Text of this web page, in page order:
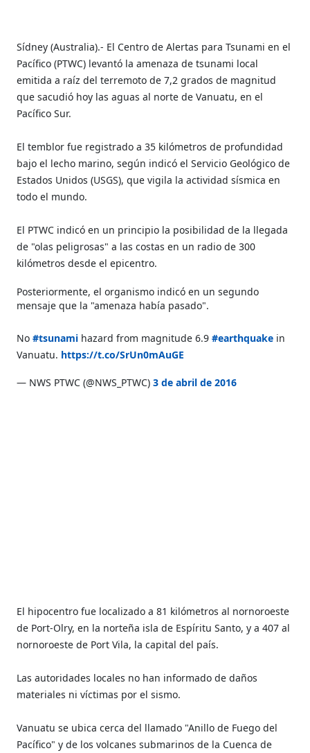
Sídney (Australia).- El Centro de Alertas para Tsunami en el
Pacífico (PTWC) levantó la amenaza de tsunami local
emitida a raíz del terremoto de 7,2 grados de magnitud
que sacudió hoy las aguas al norte de Vanuatu, en el
Pacífico Sur.
El temblor fue registrado a 35 kilómetros de profundidad
bajo el lecho marino, según indicó el Servicio Geológico de
Estados Unidos (USGS), que vigila la actividad sísmica en
todo el mundo.
El PTWC indicó en un principio la posibilidad de la llegada
de "olas peligrosas" a las costas en un radio de 300
kilómetros desde el epicentro.
Posteriormente, el organismo indicó en un segundo
mensaje que la "amenaza había pasado".
No#tsunami hazard from magnitude 6.9#earthquake in
Vanuatu. https://t.co/SrUn0mAuGE
— NWS PTWC (@NWS_PTWC)3 de abril de 2016
El hipocentro fue localizado a 81 kilómetros al nornoroeste
de Port-Olry, en la norteña isla de Espíritu Santo, y a 407 al
nornoroeste de Port Vila, la capital del país.
Las autoridades locales no han informado de daños
materiales ni víctimas por el sismo.
Vanuatu se ubica cerca del llamado "Anillo de Fuego del
Pacífico" y de los volcanes submarinos de la Cuenca de